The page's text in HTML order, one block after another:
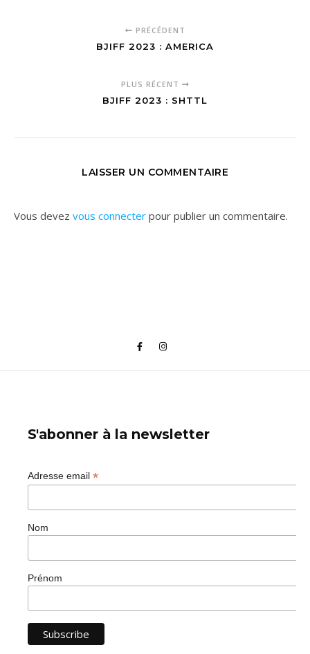
PRÉCÉDENT
BJIFF 2023 : AMERICA
PLUS RÉCENT
BJIFF 2023 : SHTTL
LAISSER UN COMMENTAIRE
Vous devez vous connecter pour publier un commentaire.
S'abonner à la newsletter
Adresse email *
Nom
Prénom